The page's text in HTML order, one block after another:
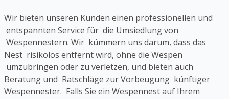
Wir bieten unseren Kunden einen professionellen und
entspannten Service für die Umsiedlung von
Wespennestern. Wir kümmern uns darum, dass das
Nest risikolos entfernt wird, ohne die Wespen
umzubringen oder zu verletzen, und bieten auch
Beratung und Ratschläge zur Vorbeugung künftiger
Wespennester. Falls Sie ein Wespennest auf Ihrem